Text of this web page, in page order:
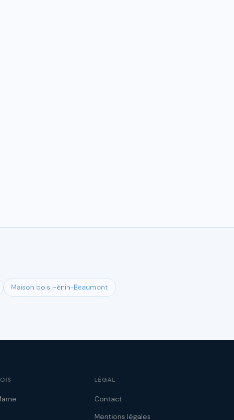
Maison bois Hénin-Beaumont
LÉGAL
Contact
Mentions légales